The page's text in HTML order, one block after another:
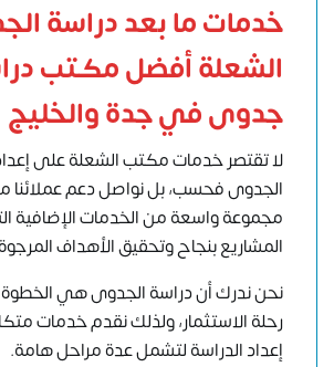
خدمات ما بعد دراسة
الشعلة أفضل مكتب
جدوى في جدة والخليج
لا تقتصر خدمات مكتب الشعلة على
الجدوى فحسب، بل نواصل دعم عملائنا
مجموعة واسعة من الخدمات الإضافية
المشاريع بنجاح وتحقيق الأهداف
نحن ندرك أندراسة الجدوىهي
رحلة الاستثمار، ولذلك نقدم خدمات
إعداد الدراسة لتشمل عدة مراحل هامة.